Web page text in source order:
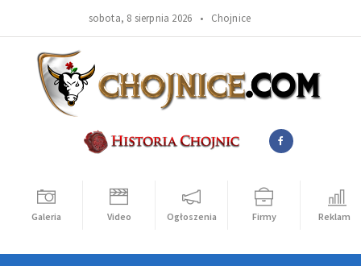
sobota, 8 sierpnia 2026 • Chojnice
Galeria Video Ogłoszenia Firmy Reklama